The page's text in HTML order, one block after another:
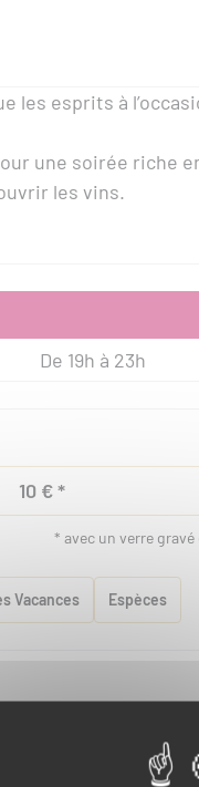
les esprits à
une soirée riche
les vins.
De 19h à 23h
10 € *
* avec un verre
Vacances Espèces